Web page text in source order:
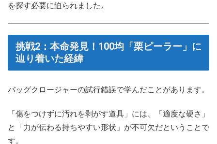
を探す必要に迫られました。
挑戦2：本命発見！100均「栗ピーラー」に
辿り着いた経緯
バッグクロージャーの試行錯誤で学んだことがあります。
「傷をつけずに汚れを剥がす道具」には、「適度な硬さ」
と「力が伝わる持ちやすい形状」が不可欠だということで
す。